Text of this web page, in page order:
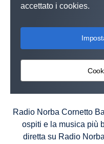
accettato i cookies.
Radio Norba Cornetto
ospiti e la musica più
diretta su Radio